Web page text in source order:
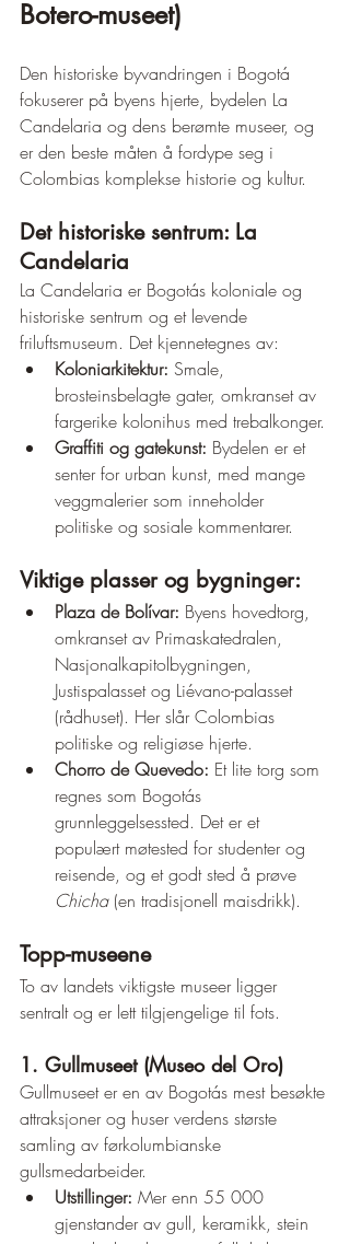
Botero-museet)
Den historiske byvandringen i Bogotá
fokuserer på byens hjerte, bydelen La
Candelaria og dens berømte museer, og
er den beste måten å fordype seg i
Colombias komplekse historie og kultur.
Det historiske sentrum: La
Candelaria
La Candelaria er Bogotás koloniale og
historiske sentrum og et levende
friluftsmuseum. Det kjennetegnes av:
Koloniarkitektur: Smale,
brosteinsbelagte gater, omkranset av
fargerike kolonihus med trebalkonger.
Graffiti og gatekunst: Bydelen er et
senter for urban kunst, med mange
veggmalerier som inneholder
politiske og sosiale kommentarer.
Viktige plasser og bygninger:
Plaza de Bolívar: Byens hovedtorg,
omkranset av Primaskatedralen,
Nasjonalkapitolbygningen,
Justispalasset og Liévano-palasset
(rådhuset). Her slår Colombias
politiske og religiøse hjerte.
Chorro de Quevedo: Et lite torg som
regnes som Bogotás
grunnleggelsessted. Det er et
populært møtested for studenter og
reisende, og et godt sted å prøve
Chicha (en tradisjonell maisdrikk).
Topp-museene
To av landets viktigste museer ligger
sentralt og er lett tilgjengelige til fots.
1. Gullmuseet (Museo del Oro)
Gullmuseet er en av Bogotás mest besøkte
attraksjoner og huser verdens største
samling av førkolumbianske
gullsmedarbeider.
Utstillinger: Mer enn 55 000
gjenstander av gull, keramikk, stein